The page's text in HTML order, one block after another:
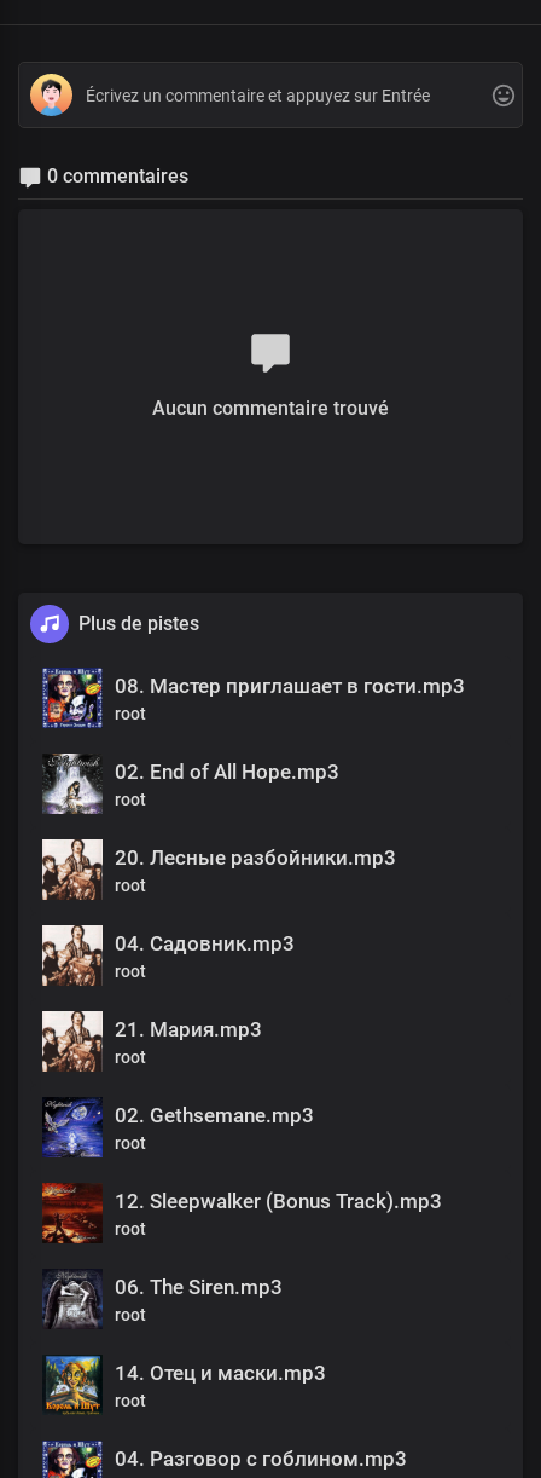
0 commentaires
Aucun commentaire trouvé
Plus de pistes
08. Мастер приглашает в гости.mp3
root
02. End of All Hope.mp3
root
20. Лесные разбойники.mp3
root
04. Садовник.mp3
root
21. Мария.mp3
root
02. Gethsemane.mp3
root
12. Sleepwalker (Bonus Track).mp3
root
06. The Siren.mp3
root
14. Отец и маски.mp3
root
04. Разговор с гоблином.mp3